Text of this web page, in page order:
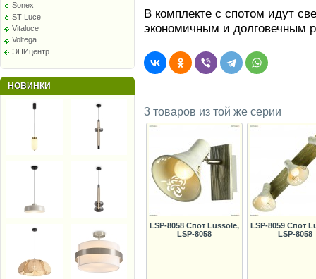
Sonex
ST Luce
Vitaluce
Voltega
ЭПИцентр
НОВИНКИ
В комплекте с спотом идут
экономичным и долговечным
3 товаров из той же серии
LSP-8058 Спот Lussole,
LSP-8058
LSP-8059 Спот
LSP-8058